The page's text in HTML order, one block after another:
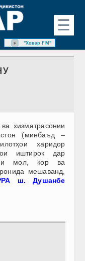
☰
"Ховар FM"
хизматрасонии
(минбаъд –
харидор
иштирок дар
мол, кор ва
мешаванд,
ш. Душанбе